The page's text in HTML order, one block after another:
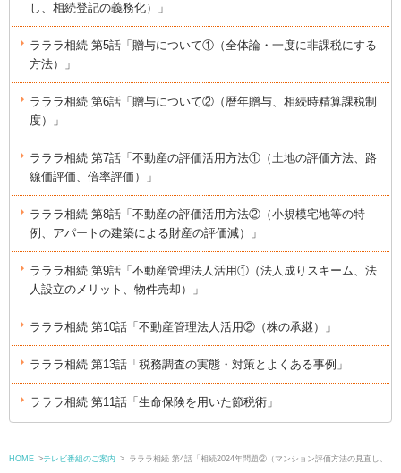
し、相続登記の義務化）」
ラララ相続 第5話「贈与について①（全体論・一度に非課税にする
方法）」
ラララ相続 第6話「贈与について②（暦年贈与、相続時精算課税制
度）」
ラララ相続 第7話「不動産の評価活用方法①（土地の評価方法、路
線価評価、倍率評価）」
ラララ相続 第8話「不動産の評価活用方法②（小規模宅地等の特
例、アパートの建築による財産の評価減）」
ラララ相続 第9話「不動産管理法人活用①（法人成りスキーム、法
人設立のメリット、物件売却）」
ラララ相続 第10話「不動産管理法人活用②（株の承継）」
ラララ相続 第13話「税務調査の実態・対策とよくある事例」
ラララ相続 第11話「生命保険を用いた節税術」
HOME >テレビ番組のご案内 > ラララ相続 第4話「相続2024年問題②（マンション評価方法の見直し、